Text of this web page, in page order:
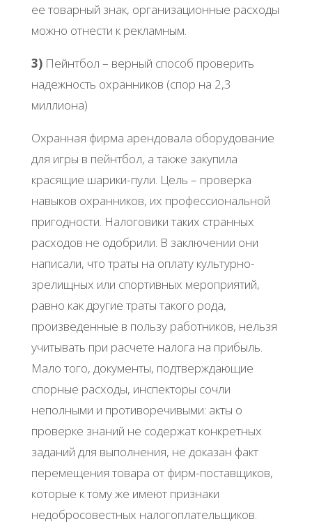
ее товарный знак, организационные расходы
можно отнести к рекламным.
3)Пейнтбол – верный способ проверить
надежность охранников (спор на 2,3
миллиона)
Охранная фирма арендовала оборудование
для игры в пейнтбол, а также закупила
красящие шарики-пули. Цель – проверка
навыков охранников, их профессиональной
пригодности. Налоговики таких странных
расходов не одобрили. В заключении они
написали, что траты на оплату культурно-
зрелищных или спортивных мероприятий,
равно как другие траты такого рода,
произведенные в пользу работников, нельзя
учитывать при расчете налога на прибыль.
Мало того, документы, подтверждающие
спорные расходы, инспекторы сочли
неполными и противоречивыми: акты о
проверке знаний не содержат конкретных
заданий для выполнения, не доказан факт
перемещения товара от фирм-поставщиков,
которые к тому же имеют признаки
недобросовестных налогоплательщиков.